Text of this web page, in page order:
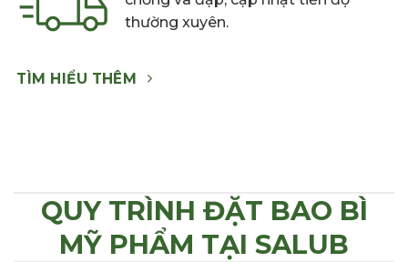
thường xuyên.
TÌM HIỂU THÊM
QUY TRÌNH ĐẶT BAO BÌ
MỸ PHẨM TẠI SALUB